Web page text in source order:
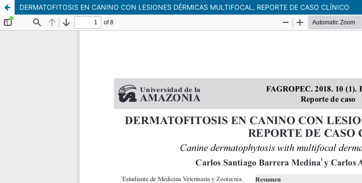
DERMATOFITOSIS EN CANINO CON LESIONES DÉRMICAS MULTIFOCAL, REPORTE DE CASO CLÍNICO